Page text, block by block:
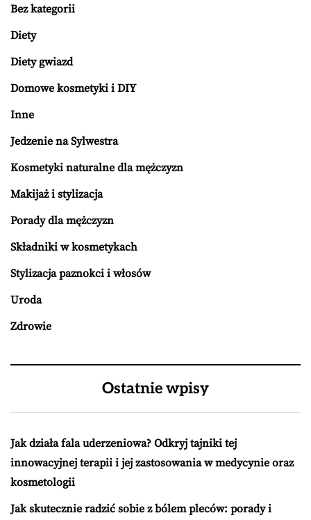
Bez kategorii
Diety
Diety gwiazd
Domowe kosmetyki i DIY
Inne
Jedzenie na Sylwestra
Kosmetyki naturalne dla mężczyzn
Makijaż i stylizacja
Porady dla mężczyzn
Składniki w kosmetykach
Stylizacja paznokci i włosów
Uroda
Zdrowie
Ostatnie wpisy
Jak działa fala uderzeniowa? Odkryj tajniki tej
innowacyjnej terapii i jej zastosowania w medycynie oraz
kosmetologii
Jak skutecznie radzić sobie z bólem pleców: porady i